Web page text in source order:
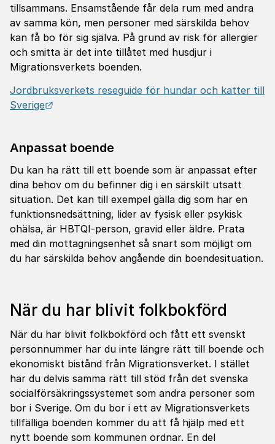
tillsammans. Ensamstående får dela rum med andra
av samma kön, men personer med särskilda behov
kan få bo för sig själva. På grund av risk för allergier
och smitta är det inte tillåtet med husdjur i
Migrationsverkets boenden.
Jordbruksverkets reseguide för hundar och katter till
Sverige
Anpassat boende
Du kan ha rätt till ett boende som är anpassat efter
dina behov om du befinner dig i en särskilt utsatt
situation. Det kan till exempel gälla dig som har en
funktionsnedsättning, lider av fysisk eller psykisk
ohälsa, är HBTQI-person, gravid eller äldre. Prata
med din mottagningsenhet så snart som möjligt om
du har särskilda behov angående din boendesituation.
När du har blivit folkbokförd
När du har blivit folkbokförd och fått ett svenskt
personnummer har du inte längre rätt till boende och
ekonomiskt bistånd från Migrationsverket. I stället
har du delvis samma rätt till stöd från det svenska
socialförsäkringssystemet som andra personer som
bor i Sverige. Om du bor i ett av Migrationsverkets
tillfälliga boenden kommer du att få hjälp med ett
nytt boende som kommunen ordnar. En del